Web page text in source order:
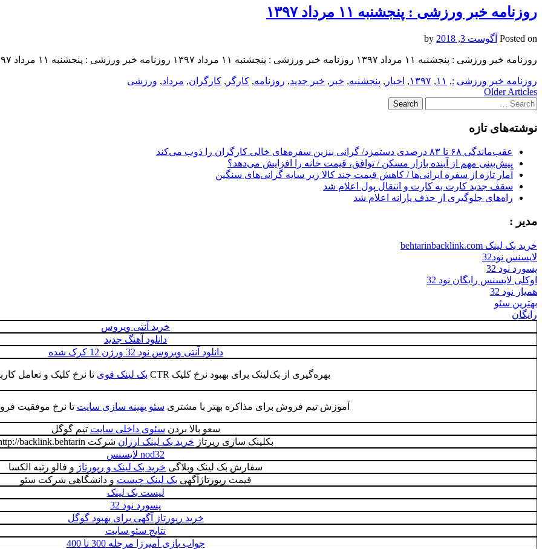
روزنامه خبر ورزشى : پنجشنبه ۱۱ مرداد ۱۳۹۷
Posted on آگوست 3, 2018
روزنامه خبر ورزشى : پنجشنبه ۱۱ مرداد ۱۳۹۷ روزنامه خبر ورزشى : پنجشنبه ۱۱ مرداد ۱۳۹۷ روزنامه خبر ورزشى : پنجشنبه ۱۱ مرداد ۱۳۹۷
روزنامه خبر ورزشى :
, ۱۱, ۱۳۹۷, اخبار , پنجشنبه, خبر , خبر جدید, روزنامه, کارگر , کارگران, مرداد, ورزشى
Post
navigation
Older Articles
Search
for:
نوشته‌های تازه
عقب‌ماندگی ۶۸ تا ۸۳ درصدی دستمزد/ گرانی بنزین سفره‌های خالی کارگران را ذوب می‌کند
پیش‌بینی مهم از آینده بازار مسکن / توافق، قیمت خانه را افزایش می‌دهد؟
آمار تازه از سفره ایرانی‌ها / کاهش قیمت چند کالا زیر سایه گرانی‌های سنگین
سقف جدید کارت به کارت و انتقال پول اعلام شد
راه‌های جلوگیری از حذف یارانه اعلام شد
مدیر :
خرید بک لینک behtarinbacklink.com
لایسنس نود32
پسورد نود 32
اوکلی لایسنس رایگان نود 32
همیار نود 32
بهترین سئو
رایگان
خرید آنتی ویروس
دانلود آهنگ جدید
دانلود آنتی ویروس نود 32 ورژن 12 کرک شده
بهره‌گیری از بک‌لینک برای بهبود نرخ کلیک CTR بک لینک قوی تا نرخ کلیک و تعامل
آموزش تیم فروش برای مذاکره بهتر با مشتری سئو بهینه سازی سایت تا نرخ موفقیت
سعو بالا بردن سئوی داخلی سایت تیم گوگل
بکلینک سازی رپرتاژ خرید بک لینک ارزان شرکت http://backlink.behtarin
nod32 لایسنس
سفارش بک لینک وبلاگی خرید بک لینک و رپورتاژ و فالو رتبه الکسا
قیمت رپورتاژآگهی بک لینک چیست و دانشگاهی شرکت سئو
لیست بک لینک
پسورد نود 32
خرید رپورتاژ آگهی برای بهبود گوگل
نتایج سئو سایت
جواب بازی آمیرزا مرحله 300 تا 400